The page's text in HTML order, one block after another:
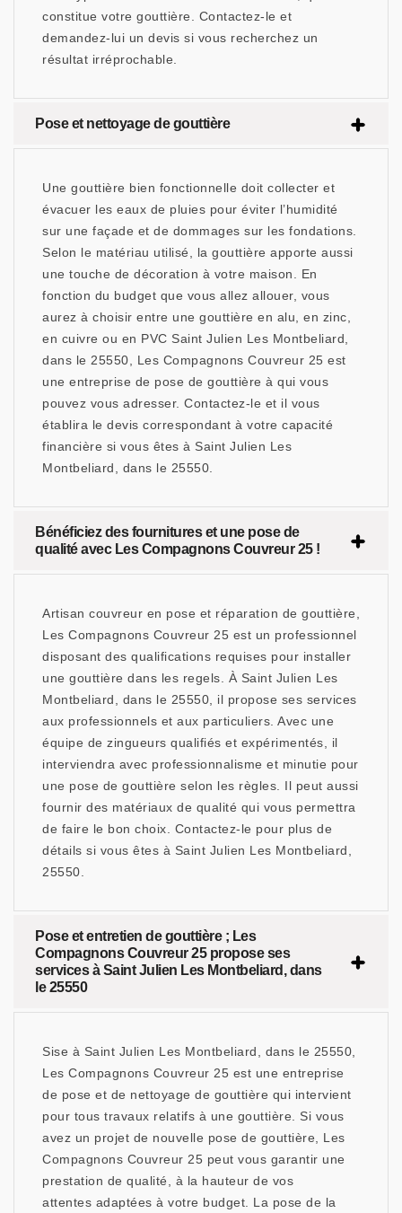
constitue votre gouttière. Contactez-le et
demandez-lui un devis si vous recherchez un
résultat irréprochable.
Pose et nettoyage de gouttière
Une gouttière bien fonctionnelle doit collecter et
évacuer les eaux de pluies pour éviter l’humidité
sur une façade et de dommages sur les fondations.
Selon le matériau utilisé, la gouttière apporte aussi
une touche de décoration à votre maison. En
fonction du budget que vous allez allouer, vous
aurez à choisir entre une gouttière en alu, en zinc,
en cuivre ou en PVC Saint Julien Les Montbeliard,
dans le 25550, Les Compagnons Couvreur 25 est
une entreprise de pose de gouttière à qui vous
pouvez vous adresser. Contactez-le et il vous
établira le devis correspondant à votre capacité
financière si vous êtes à Saint Julien Les
Montbeliard, dans le 25550.
Bénéficiez des fournitures et une pose de
qualité avec Les Compagnons Couvreur 25 !
Artisan couvreur en pose et réparation de gouttière,
Les Compagnons Couvreur 25 est un professionnel
disposant des qualifications requises pour installer
une gouttière dans les regels. À Saint Julien Les
Montbeliard, dans le 25550, il propose ses services
aux professionnels et aux particuliers. Avec une
équipe de zingueurs qualifiés et expérimentés, il
interviendra avec professionnalisme et minutie pour
une pose de gouttière selon les règles. Il peut aussi
fournir des matériaux de qualité qui vous permettra
de faire le bon choix. Contactez-le pour plus de
détails si vous êtes à Saint Julien Les Montbeliard,
25550.
Pose et entretien de gouttière ; Les
Compagnons Couvreur 25 propose ses
services à Saint Julien Les Montbeliard, dans
le 25550
Sise à Saint Julien Les Montbeliard, dans le 25550,
Les Compagnons Couvreur 25 est une entreprise
de pose et de nettoyage de gouttière qui intervient
pour tous travaux relatifs à une gouttière. Si vous
avez un projet de nouvelle pose de gouttière, Les
Compagnons Couvreur 25 peut vous garantir une
prestation de qualité, à la hauteur de vos
attentes adaptées à votre budget. La pose de la